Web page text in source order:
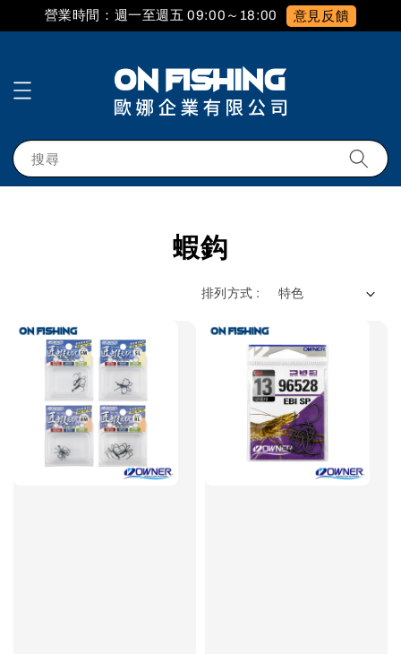
營業時間：週一至週五 09:00～18:00 意見反饋
搜尋
蝦鈎
排列方式 :